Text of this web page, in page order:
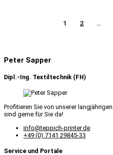
1 2 …
Peter Sapper
Dipl.-Ing. Textiltechnik (FH)
Profitieren Sie von unserer
sind gerne für Sie da!
info@teppich-printer.de
+49 (0) 7141 29845-33
Service und Portale